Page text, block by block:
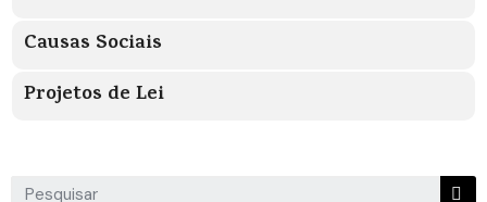
Causas Sociais
Projetos de Lei